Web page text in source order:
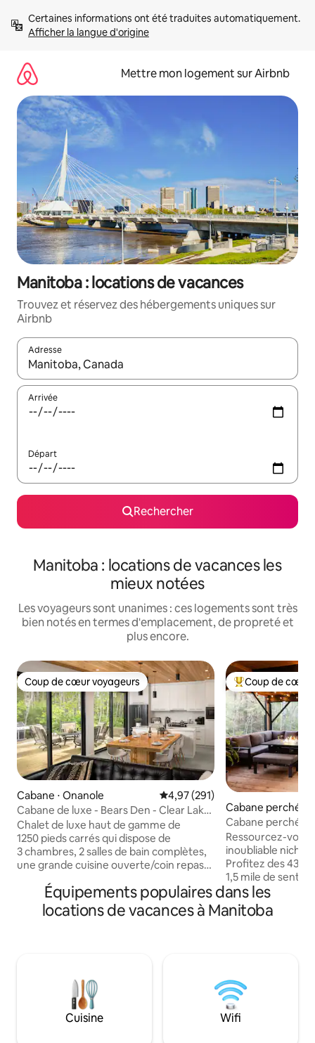
directement
Afficher la langue d'origine
Mettre mon logement sur Airbnb
Manitoba : locations de vacances
Trouvez et réservez des hébergements uniques sur
Airbnb
Adresse
Lorsque les résultats s'affichent, utilisez les flèches vers le
Arrivée
Départ
Rechercher
Manitoba : locations de vacances les
mieux notées
Les voyageurs sont unanimes : ces logements sont très
bien notés en termes d'emplacement, de propreté et
plus encore.
Coup de cœur voyageurs
Coup de cœur voyageurs
Cabane ⋅ Onanole Évaluation moyenne sur la
4,97 (291)
Cabane de luxe - Bears Den - Clear Lake
MB (jacuzzi)
Chalet de luxe haut de gamme de
1250 pieds carrés qui dispose de
3 chambres, 2 salles de bain complètes,
une grande cuisine ouverte/coin repas
cheminée, avec une vue fantastique
depuis les 3 grandes portes patio.
Construite en 2020, cette maison
parfaite pour les divertissements. Situé à
quelques pas du parc national du Mont-
Riding, cet endroit est parfait pour une
escapade d'un week-end. Numéro de
Coups de cœur
Coup de cœur
Cabane perchée
erie
Cabane perchée
Ressourcez-vous
inoubliable niché
Profitez des 43
1,5 mile de sentiers
d'autres sentiers
de fond
provinciale de
cabane dans les
les couples et les familles !
niveau du sol est
empêcher les
Équipements populaires dans les
locations de vacances à Manitoba
Cuisine Wifi